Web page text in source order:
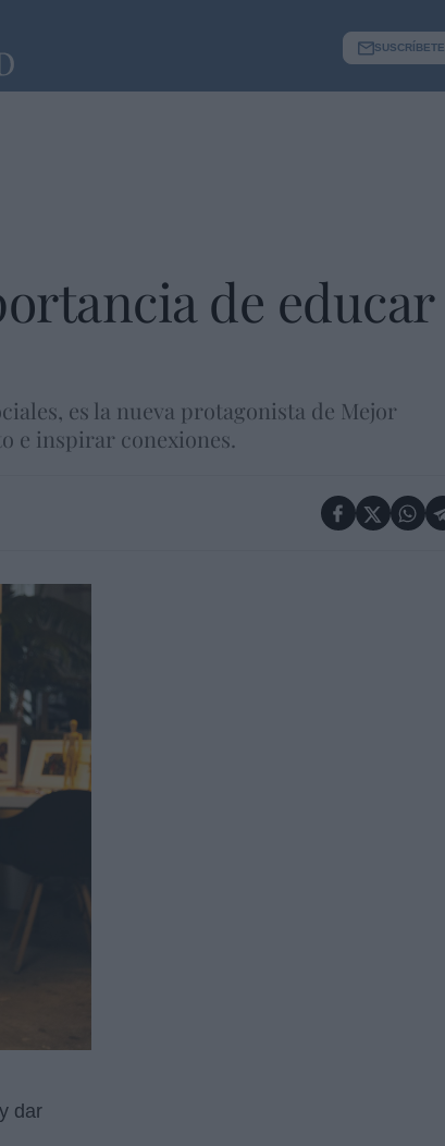
SUSCRÍBETE
de educar
es la nueva protagonista de Mejor
e inspirar conexiones.
dar